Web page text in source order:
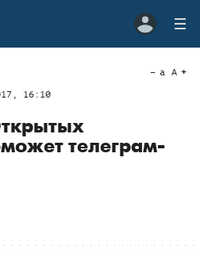
16:10
a A
телеграм-